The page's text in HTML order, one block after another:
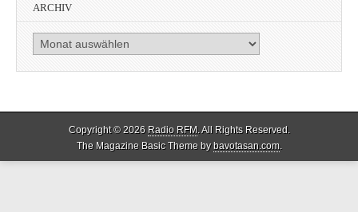
ARCHIV
Archiv
Copyright © 2026 Radio RFM. All Rights Reserved.
The Magazine Basic Theme bybavotasan.com.